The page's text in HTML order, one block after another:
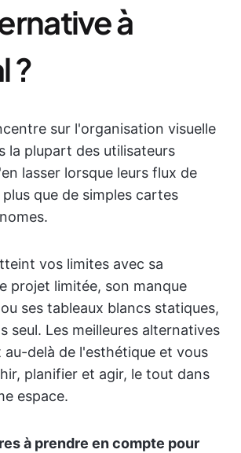
à
?
sur l'organisation visuelle
la plupart des utilisateurs
lasser lorsque leurs flux de
que de simples cartes
vos limites avec sa
projet limitée, son manque
ses tableaux blancs statiques,
seul. Les meilleures alternatives
au-delà de l'esthétique et vous
planifier et agir, le tout dans
espace.
à prendre en compte pour